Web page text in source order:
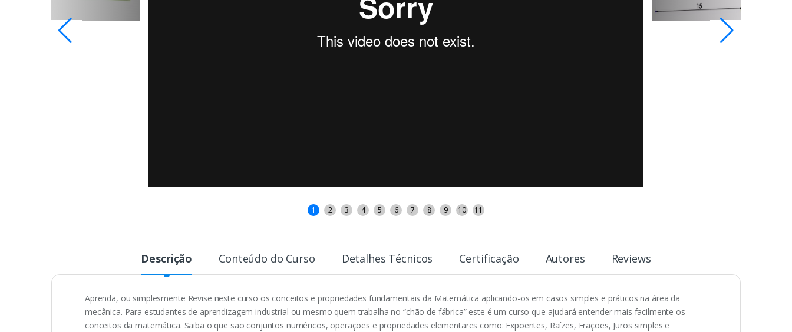
1 2 3 4 5 6 7 8 9 10 11
Descrição Conteúdo do Curso Detalhes Técnicos Certificação Autores Reviews
Aprenda, ou simplesmente Revise neste curso os conceitos e propriedades fundamentais da Matemática aplicando-os em casos simples e práticos na área da
mecânica. Para estudantes de aprendizagem industrial ou mesmo quem trabalha no “chão de fábrica” este é um curso que ajudará entender mais facilmente os
conceitos da matemática. Saiba o que são conjuntos numéricos, operações e propriedades elementares como: Expoentes, Raízes, Frações, Juros simples e